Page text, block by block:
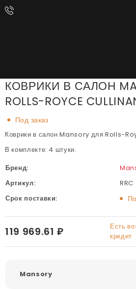
КОВРИКИ В САЛОН
ROLLS-ROYCE
Под заказ
Коврики в салон Mansory для Rolls-
В комплекте: 4 штуки.
Бренд:
Артикул:
Срок поставки:
119 969.61 ₽
Есть
кредит
Mansory